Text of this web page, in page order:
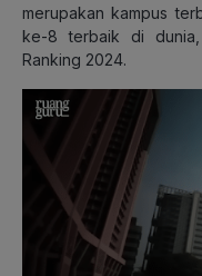
merupakan kampus
ke-8 terbaik di
Ranking 2024.